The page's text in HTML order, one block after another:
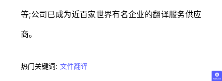
免费试译
等;公司已成为近百家世界有名企业的翻译服务供应
商。
热门关键词: 文件翻译